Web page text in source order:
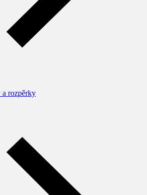
a rozpěrky